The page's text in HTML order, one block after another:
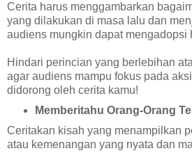
Cerita harus menggambarkan
yang dilakukan di masa lalu dan
audiens mungkin dapat mengadopsi
Hindari perincian yang berlebihan
agar audiens mampu fokus pada
didorong oleh cerita kamu!
Memberitahu Orang-Orang
Ceritakan kisah yang menampilkan
atau kemenangan yang nyata dan